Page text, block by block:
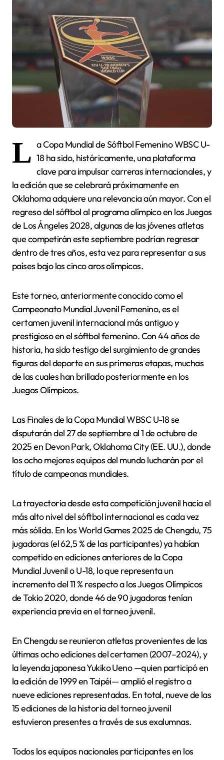
L a Copa Mundial de Sóftbol Femenino WBSC U-
18 ha sido, históricamente, una plataforma
clave para impulsar carreras internacionales, y
la edición que se celebrará próximamente en
Oklahoma adquiere una relevancia aún mayor. Con el
regreso del sóftbol al programa olímpico en los Juegos
de Los Ángeles 2028, algunas de las jóvenes atletas
que competirán este septiembre podrían regresar
dentro de tres años, esta vez para representar a sus
países bajo los cinco aros olímpicos.
Este torneo, anteriormente conocido como el
Campeonato Mundial Juvenil Femenino, es el
certamen juvenil internacional más antiguo y
prestigioso en el sóftbol femenino. Con 44 años de
historia, ha sido testigo del surgimiento de grandes
figuras del deporte en sus primeras etapas, muchas
de las cuales han brillado posteriormente en los
Juegos Olímpicos.
Las Finales de la Copa Mundial WBSC U-18 se
disputarán del 27 de septiembre al 1 de octubre de
2025 en Devon Park, Oklahoma City (EE. UU.), donde
los ocho mejores equipos del mundo lucharán por el
título de campeonas mundiales.
La trayectoria desde esta competición juvenil hacia el
más alto nivel del sóftbol internacional es cada vez
más sólida. En los World Games 2025 de Chengdu, 75
jugadoras (el 62,5 % de las participantes) ya habían
competido en ediciones anteriores de la Copa
Mundial Juvenil o U-18, lo que representa un
incremento del 11 % respecto a los Juegos Olímpicos
de Tokio 2020, donde 46 de 90 jugadoras tenían
experiencia previa en el torneo juvenil.
En Chengdu se reunieron atletas provenientes de las
últimas ocho ediciones del certamen (2007–2024), y
la leyenda japonesa Yukiko Ueno —quien participó en
la edición de 1999 en Taipéi— amplió el registro a
nueve ediciones representadas. En total, nueve de las
15 ediciones de la historia del torneo juvenil
estuvieron presentes a través de sus exalumnas.
Todos los equipos nacionales participantes en los